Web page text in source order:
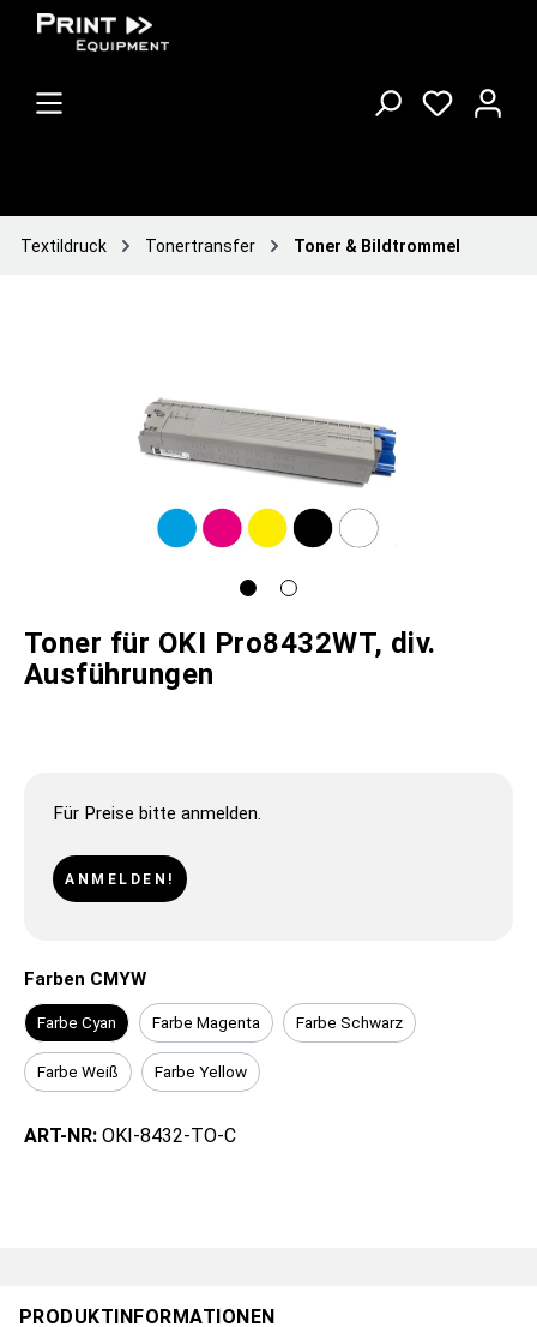
Textildruck Tonertransfer Toner & Bildtrommel
Toner für OKI Pro8432WT, div.
Ausführungen
Für Preise bitte anmelden.
ANMELDEN!
Farben CMYW
Farbe Cyan Farbe Magenta Farbe Schwarz
Farbe Weiß Farbe Yellow
ART-NR: OKI-8432-TO-C
PRODUKTINFORMATIONEN